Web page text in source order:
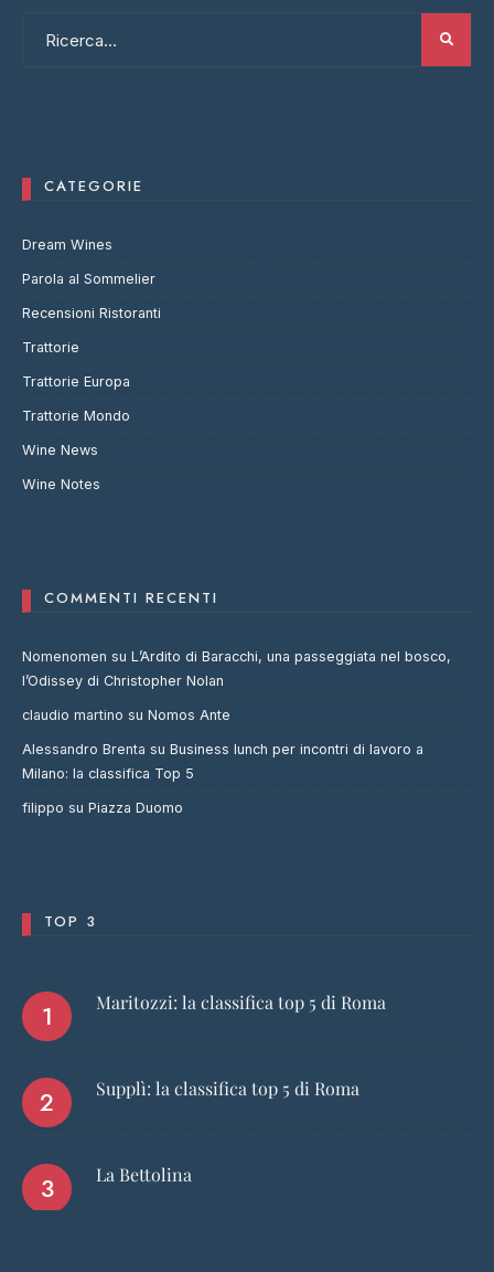
CATEGORIE
Dream Wines
Parola al Sommelier
Recensioni Ristoranti
Trattorie
Trattorie Europa
Trattorie Mondo
Wine News
Wine Notes
COMMENTI RECENTI
Nomenomen su L’Ardito di Baracchi, una passeggiata nel bosco,
l’Odissey di Christopher Nolan
claudio martino su Nomos Ante
Alessandro Brenta su Business lunch per incontri di lavoro a
Milano: la classifica Top 5
filippo su Piazza Duomo
TOP 3
Maritozzi: la classifica top 5 di Roma
Supplì: la classifica top 5 di Roma
La Bettolina